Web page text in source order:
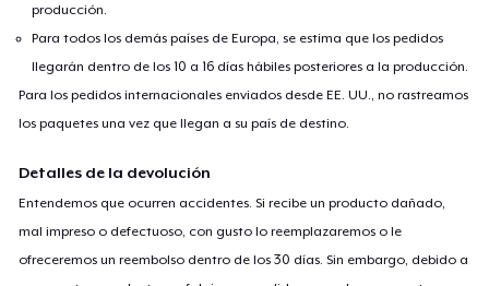
producción.
Para todos los demás países de Europa, se estima que los pedidos
llegarán dentro de los 10 a 16 días hábiles posteriores a la producción.
Para los pedidos internacionales enviados desde EE. UU., no rastreamos
los paquetes una vez que llegan a su país de destino.
Detalles de la devolución
Entendemos que ocurren accidentes. Si recibe un producto dañado,
mal impreso o defectuoso, con gusto lo reemplazaremos o le
ofreceremos un reembolso dentro de los 30 días. Sin embargo, debido a